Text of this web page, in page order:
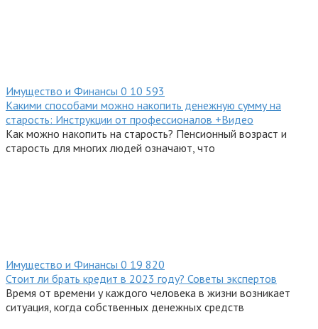
Имущество и Финансы 0 10 593
Какими способами можно накопить денежную сумму на
старость: Инструкции от профессионалов +Видео
Как можно накопить на старость? Пенсионный возраст и
старость для многих людей означают, что
Имущество и Финансы 0 19 820
Стоит ли брать кредит в 2023 году? Советы экспертов
Время от времени у каждого человека в жизни возникает
ситуация, когда собственных денежных средств